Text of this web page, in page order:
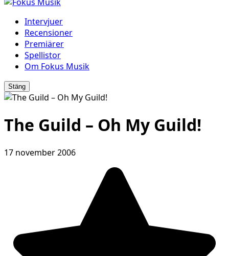
Intervjuer
Recensioner
Premiärer
Spellistor
Om Fokus Musik
Stäng
The Guild – Oh My Guild!
17 november 2006